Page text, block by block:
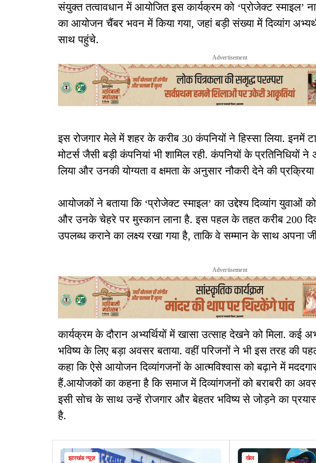
संयुक्त तत्वावधान में आयोजित इस कार्यक्रम को ‘प्रोजेक्ट स्माइल’
का आयोजन चैंबर भवन में किया गया, जहां बड़ी संख्या में दिव्यांग
साथ पहुंचे.
Advertisement
इस रोजगार मेले में शहर के करीब 30 कंपनियों ने हिस्सा लिया. इनमें
मोटर्स जैसी बड़ी कंपनियां भी शामिल रही. कंपनियों के प्रतिनिधियों ने
लिया और उनकी योग्यता व क्षमता के अनुसार नौकरी देने की
आयोजकों ने बताया कि ‘प्रोजेक्ट स्माइल’ का उद्देश्य दिव्यांग युवाओं
और उनके चेहरे पर मुस्कान लाना है. इस पहल के तहत करीब 200
उपलब्ध कराने का लक्ष्य रखा गया है, ताकि वे सम्मान के साथ अपना
Advertisement
कार्यक्रम के दौरान अभ्यर्थियों में खासा उत्साह देखने को मिला. कई
भविष्य के लिए बड़ा अवसर बताया. वहीं परिजनों ने भी इस तरह की
कहा कि ऐसे आयोजन दिव्यांगजनों के आत्मविश्वास को बढ़ाने में
हैं.आयोजकों का कहना है कि समाज में दिव्यांगजनों को बराबरी का
इसी सोच के साथ उन्हें रोजगार और बेहतर भविष्य से जोड़ने का प्रयास
है.
झारखंड न्यूज़ खेल